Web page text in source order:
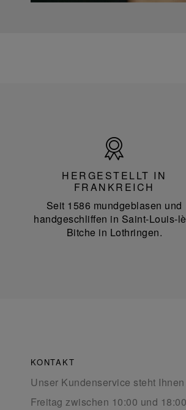
Frankreich
HERGESTELLT IN
FRANKREICH
Seit 1586 mundgeblasen und
handgeschliffen in Saint-Louis-
Bitche in Lothringen.
KONTAKT
Unser Kundenservice steht
Freitag zwischen 10:00 und